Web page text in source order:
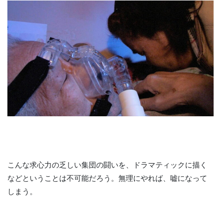
こんな求心力の乏しい集団の闘いを、ドラマティックに描く
などということは不可能だろう。無理にやれば、嘘になって
しまう。